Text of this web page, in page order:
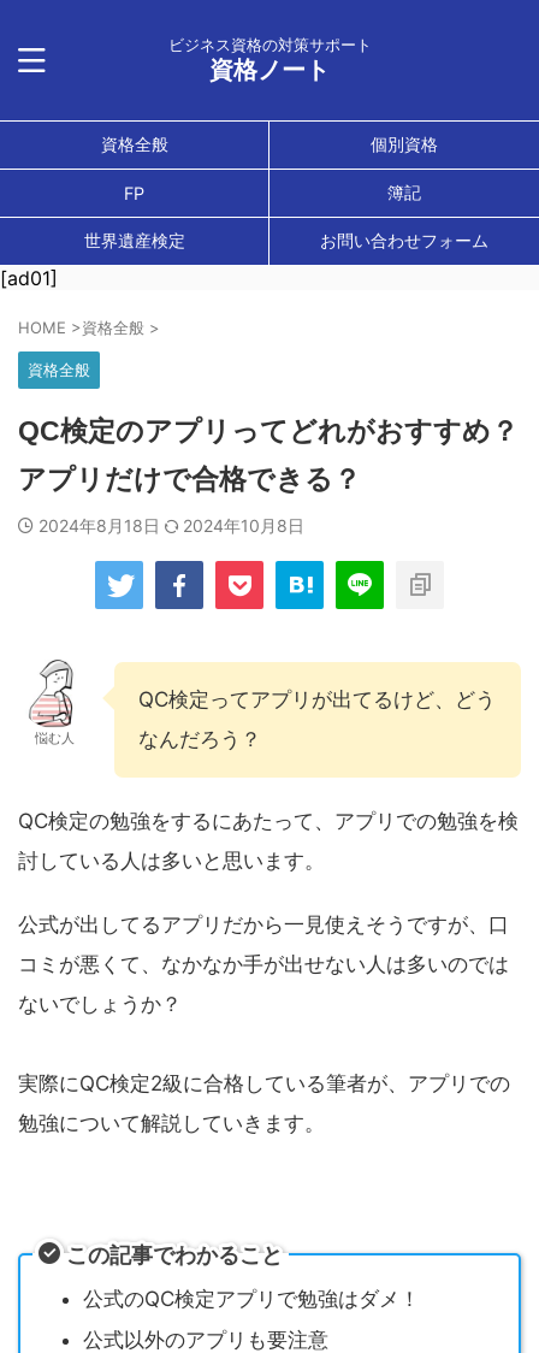
ビジネス資格の対策サポート
資格ノート
資格全般 個別資格
FP 簿記
世界遺産検定 お問い合わせフォーム
[ad01]
HOME >資格全般 >
資格全般
QC検定のアプリってどれがおすすめ？
アプリだけで合格できる？
2024年8月18日 2024年10月8日
悩む人
QC検定ってアプリが出てるけど、どう
なんだろう？
QC検定の勉強をするにあたって、アプリでの勉強を検
討している人は多いと思います。
公式が出してるアプリだから一見使えそうですが、口
コミが悪くて、なかなか手が出せない人は多いのでは
ないでしょうか？
実際にQC検定2級に合格している筆者が、アプリでの
勉強について解説していきます。
この記事でわかること
公式のQC検定アプリで勉強はダメ！
公式以外のアプリも要注意